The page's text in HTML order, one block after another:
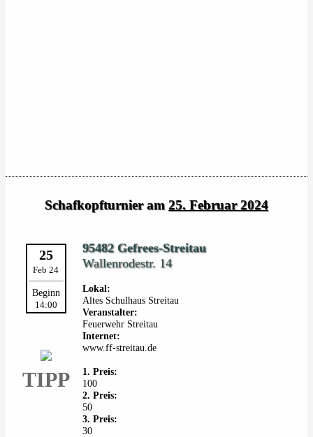
Schafkopfturnier am 25. Februar 2024
25
Feb 24
Beginn
14:00
TIPP
95482 Gefrees-Streitau
Wallenrodestr. 14
Lokal:
Altes Schulhaus Streitau
Veranstalter:
Feuerwehr Streitau
Internet:
www.ff-streitau.de
1. Preis:
100
2. Preis:
50
3. Preis:
30